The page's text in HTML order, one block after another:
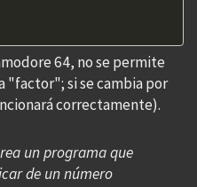
64, no se permite
"factor"; si se cambia por
correctamente).
un programa que
de un número